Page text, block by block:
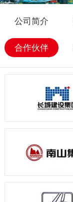
公司简介
合作伙伴